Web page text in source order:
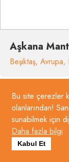
Bu site çerezler
olanlarından!
sunabilmek için
Daha fazla bilgi
Kabul Et
Aşkana
Beşiktaş, Avrupa,